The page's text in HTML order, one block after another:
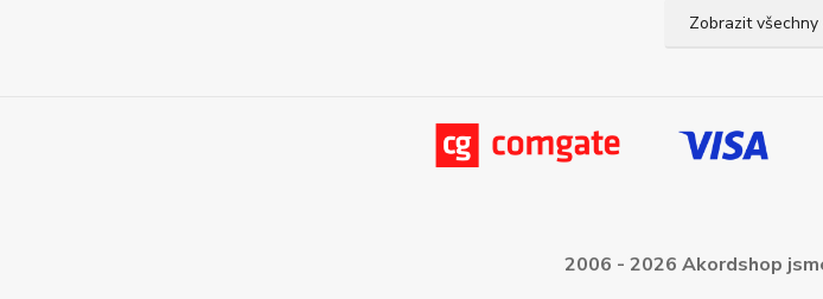
Zobrazit všechny
2006 - 2026 Akordshop